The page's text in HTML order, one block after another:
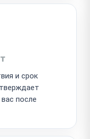
и срок
после